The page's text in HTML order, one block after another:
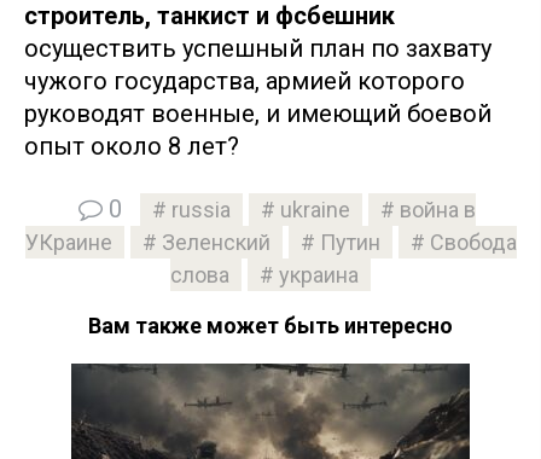
строитель, танкист и фсбешник
осуществить успешный план по захвату
чужого государства, армией которого
руководят военные, и имеющий боевой
опыт около 8 лет?
0 russia ukraine
война в
УКраине
Зеленский Путин
Свобода
слова
украина
Вам также может быть интересно